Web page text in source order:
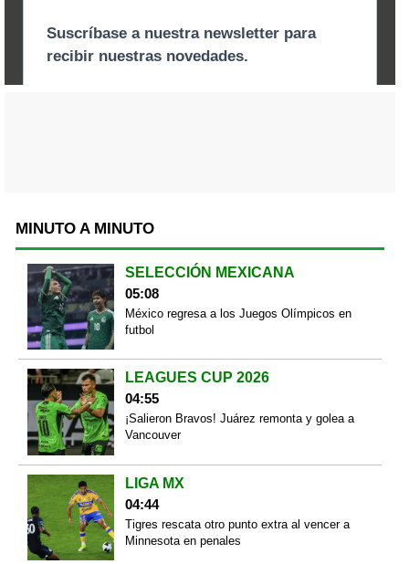
MINUTO A MINUTO
SELECCIÓN MEXICANA
05:08
México regresa a los Juegos Olímpicos en
futbol
LEAGUES CUP 2026
04:55
¡Salieron Bravos! Juárez remonta y golea a
Vancouver
LIGA MX
04:44
Tigres rescata otro punto extra al vencer a
Minnesota en penales